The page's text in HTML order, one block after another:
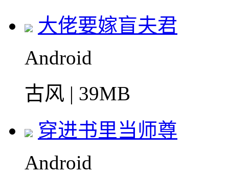
大佬要嫁盲夫君
Android
古风 | 39MB
穿进书里当师尊
Android